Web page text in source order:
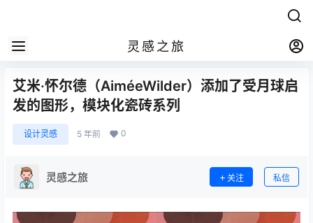
灵感之旅
艾米·怀尔德（AiméeWilder）添加了受月球启
发的图形，模块化瓷砖系列
设计灵感 5 年前 0
灵感之旅 关注 私信